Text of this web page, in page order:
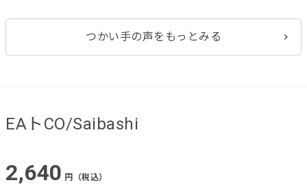
つかい手の声をもっとみる
EAトCO/Saibashi
2,640 円（税込）